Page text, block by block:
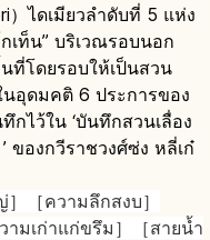
）ไดเมียวลำดับที่ 5 แห่ง
เท็น” บริเวณรอบนอก
ที่โดยรอบให้เป็นสวน
นอุดมคติ 6 ประการของ
กไว้ใน ‘บันทึกสวนเลื่อง
ของกวีราชวงศ์ซ่ง หลี่เก๋
］［ความลึกสงบ］
มเก่าแก่ขรึม］［สายน้ำ